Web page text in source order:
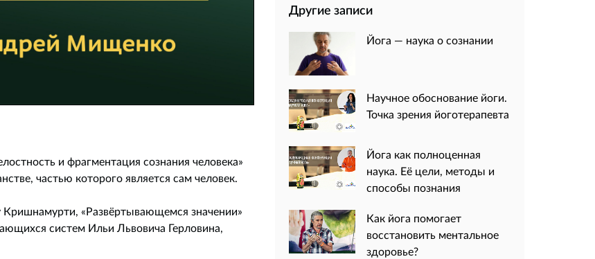
и фрагментация сознания человека»
частью которого является сам человек.
«Развёртывающемся значении»
систем Ильи Львовича Герловина,
Другие записи
Йога — наука о сознании
Научное обоснование йоги.
Точка зрения йоготерапевта
Йога как полноценная
наука. Её цели, методы и
способы познания
Как йога помогает
восстановить ментальное
здоровье?